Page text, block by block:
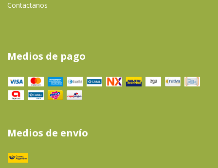
Contactanos
Medios de pago
Medios de envío